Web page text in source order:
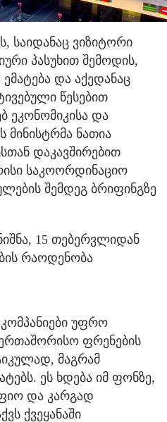
საიდანაც ვიზიტორი
პასუხით შემოდის,
და აქედანაც
წესებით
ეკონომიკისა და
მინისტრმა ნათია
დაკავშირებით
საკოორდინაციო
შემდეგ ბრიფინგზე
15 თებერვლიდან
რაოდენობა
უფრო
ფრენების
მაგრამ
ეს ხდება იმ ფონზე,
და კარგად
ქვეყანაში